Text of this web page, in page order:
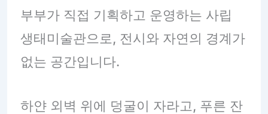
부부가 직접 기획하고 운영하는 사립
생태미술관으로, 전시와 자연의 경계가
없는 공간입니다.
하얀 외벽 위에 덩굴이 자라고, 푸른 잔